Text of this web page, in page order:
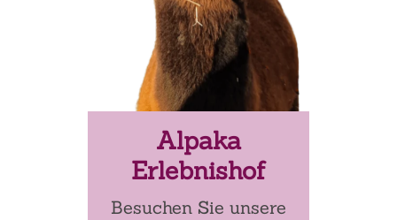
Alpaka
Erlebnishof
Besuchen Sie unsere